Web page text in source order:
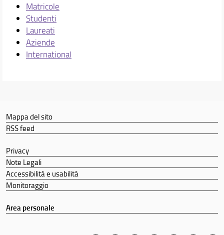
Matricole
Studenti
Laureati
Aziende
International
Mappa del sito
RSS feed
Privacy
Note Legali
Accessibilità e usabilità
Monitoraggio
Area personale